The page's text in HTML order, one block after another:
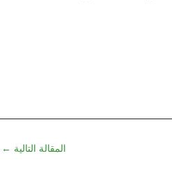
المقالة التالية ←